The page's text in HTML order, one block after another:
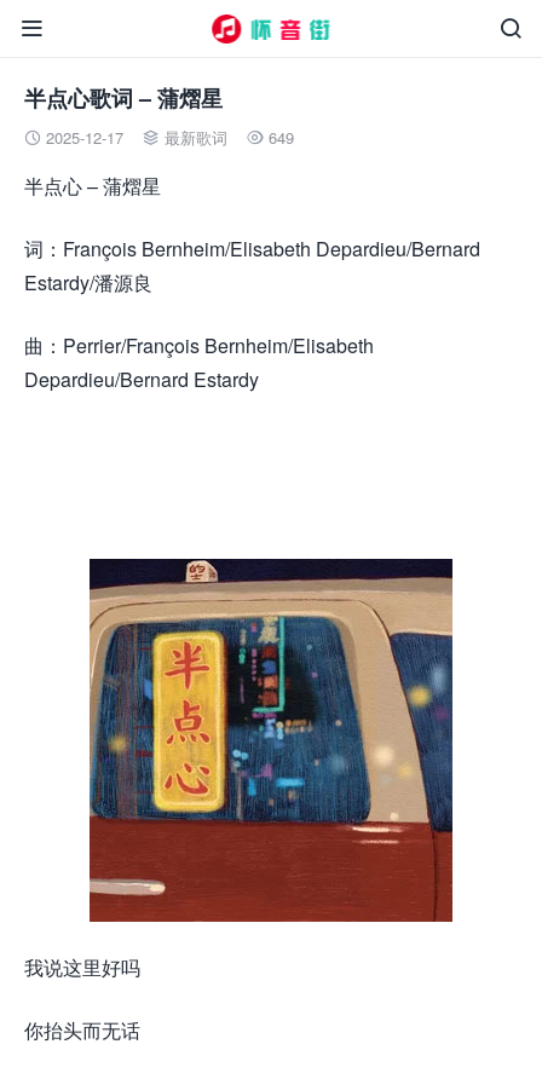


半点心歌词 – 蒲熠星
 2025-12-17  最新歌词  649
半点心 – 蒲熠星
词：François Bernheim/Elisabeth Depardieu/Bernard
Estardy/潘源良
曲：Perrier/François Bernheim/Elisabeth
Depardieu/Bernard Estardy
我说这里好吗
你抬头而无话